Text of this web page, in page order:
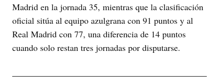
Madrid en la jornada 35, mientras que la clasificación
oficial sitúa al equipo azulgrana con 91 puntos y al
Real Madrid con 77, una diferencia de 14 puntos
cuando solo restan tres jornadas por disputarse.